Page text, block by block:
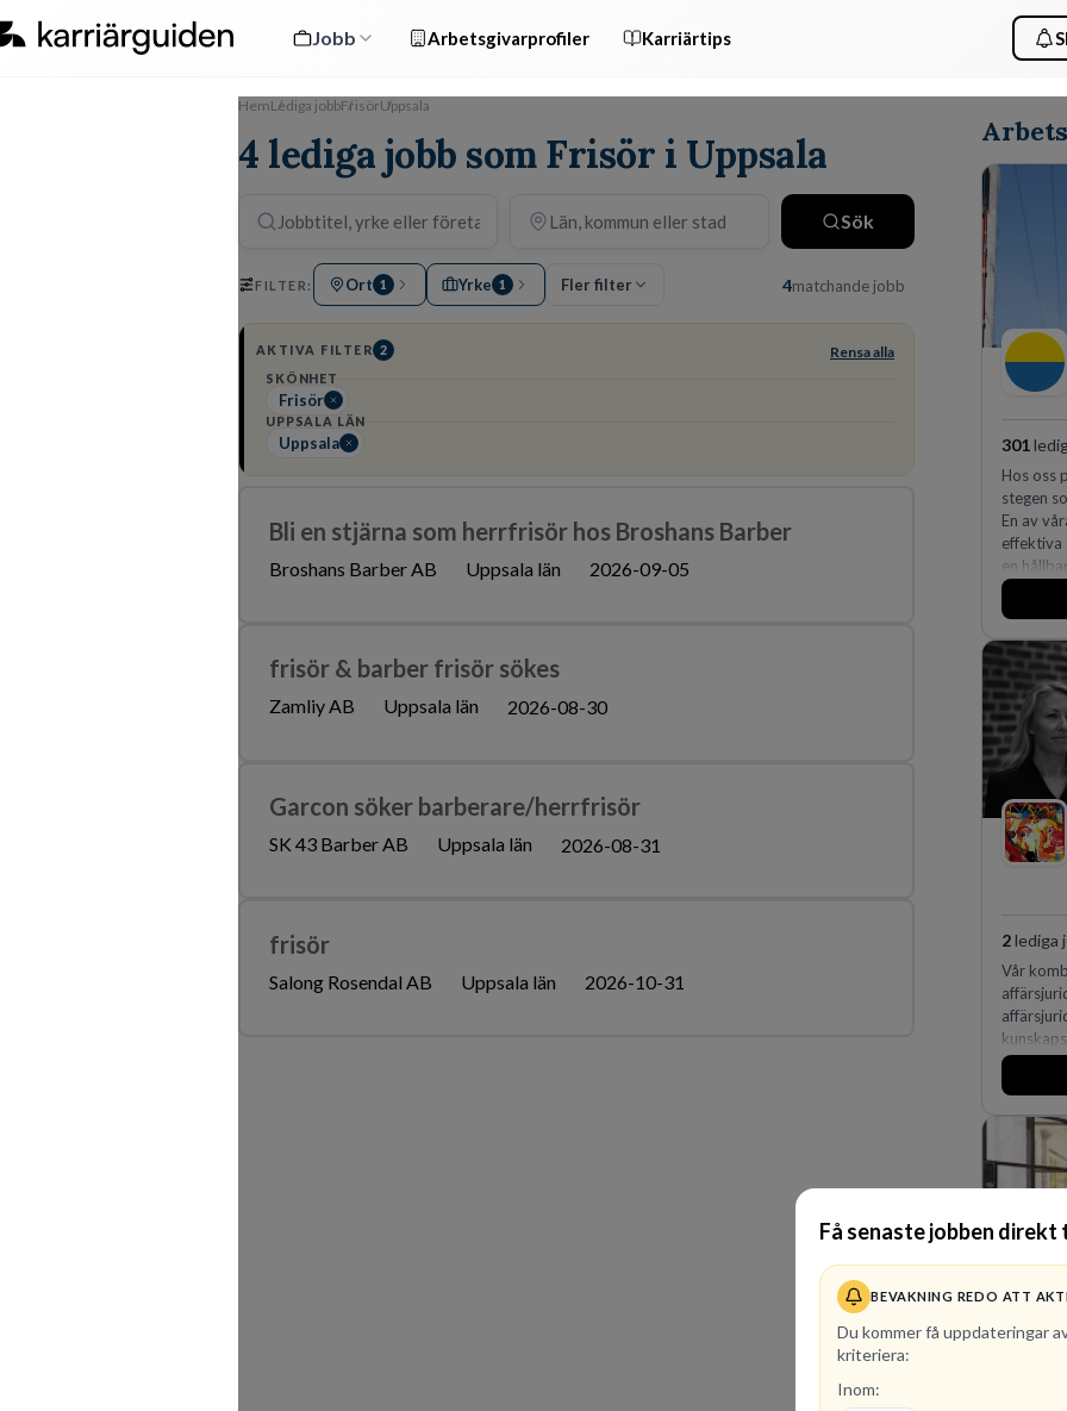
Jobb Arbetsgivarprofiler Karriärtips
Få senaste jobben direkt
BEVAKNING REDO ATT
Du kommer få uppdateringar
kriteriera:
Inom:
HemLediga jobbFrisörUppsala
4 lediga jobb som Frisör i Uppsala
Sök
FILTER: Ort 1 Yrke 1 Fler filter 4matchande jobb
AKTIVA FILTER 2 Rensa alla
SKÖNHET
Frisör
UPPSALA LÄN
Uppsala
Bli en stjärna som herrfrisör hos Broshans Barber
Broshans Barber AB Uppsala län 2026-09-05
frisör & barber frisör sökes
Zamliy AB Uppsala län 2026-08-30
Garcon söker barberare/herrfrisör
SK 43 Barber AB Uppsala län 2026-08-31
frisör
Salong Rosendal AB Uppsala län 2026-10-31
301
Hos oss
stegen
En av
effektiva
en
fler
2lediga
Vår
expertis
skydda,